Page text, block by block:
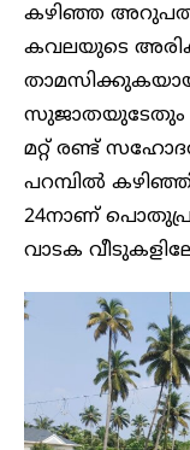
കഴിഞ്ഞ
കവലയുടെ
സുജാതയുടേതും
മറ്റ് രണ്ട്
പറമ്പിൽ
24നാണ്
വാടക